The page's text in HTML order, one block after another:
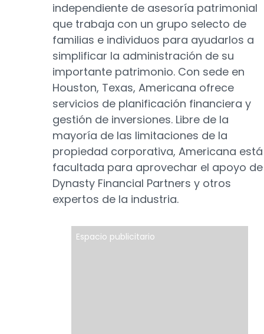
independiente de asesoría patrimonial
que trabaja con un grupo selecto de
familias e individuos para ayudarlos a
simplificar la administración de su
importante patrimonio. Con sede en
Houston, Texas, Americana ofrece
servicios de planificación financiera y
gestión de inversiones. Libre de la
mayoría de las limitaciones de la
propiedad corporativa, Americana está
facultada para aprovechar el apoyo de
Dynasty Financial Partners y otros
expertos de la industria.
Espacio publicitario